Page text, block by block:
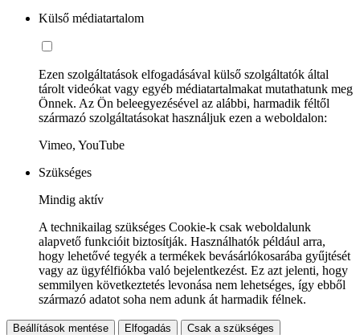
Külső médiatartalom
Ezen szolgáltatások elfogadásával külső szolgáltatók által
tárolt videókat vagy egyéb médiatartalmakat mutathatunk meg
Önnek. Az Ön beleegyezésével az alábbi, harmadik féltől
származó szolgáltatásokat használjuk ezen a weboldalon:
Vimeo, YouTube
Szükséges
Mindig aktív
A technikailag szükséges Cookie-k csak weboldalunk
alapvető funkcióit biztosítják. Használhatók például arra,
hogy lehetővé tegyék a termékek bevásárlókosarába gyűjtését
vagy az ügyfélfiókba való bejelentkezést. Ez azt jelenti, hogy
semmilyen következtetés levonása nem lehetséges, így ebből
származó adatot soha nem adunk át harmadik félnek.
Beállítások mentése Elfogadás Csak a szükséges